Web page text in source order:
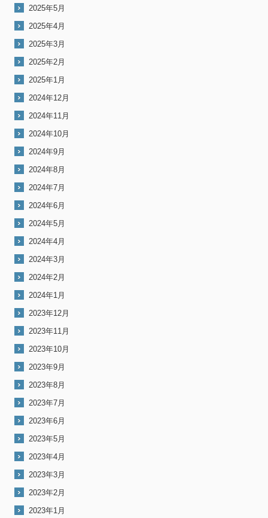
2025年5月
2025年4月
2025年3月
2025年2月
2025年1月
2024年12月
2024年11月
2024年10月
2024年9月
2024年8月
2024年7月
2024年6月
2024年5月
2024年4月
2024年3月
2024年2月
2024年1月
2023年12月
2023年11月
2023年10月
2023年9月
2023年8月
2023年7月
2023年6月
2023年5月
2023年4月
2023年3月
2023年2月
2023年1月